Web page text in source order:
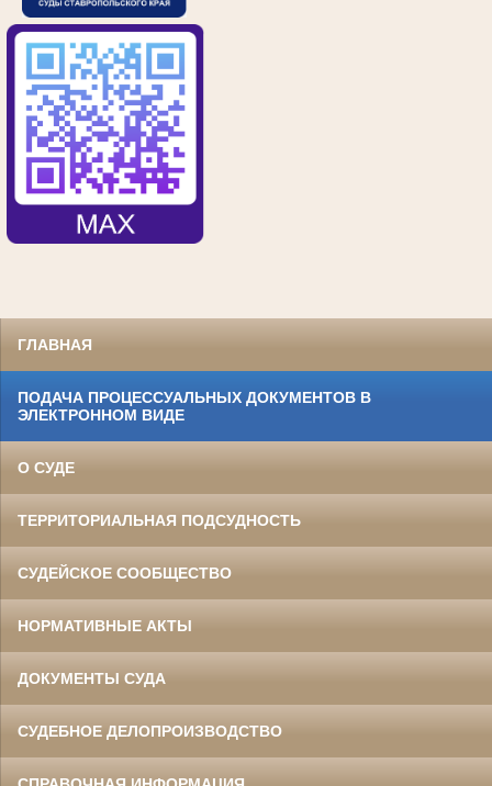
ГЛАВНАЯ
ПОДАЧА ПРОЦЕССУАЛЬНЫХ ДОКУМЕНТОВ В
ЭЛЕКТРОННОМ ВИДЕ
О СУДЕ
ТЕРРИТОРИАЛЬНАЯ ПОДСУДНОСТЬ
СУДЕЙСКОЕ СООБЩЕСТВО
НОРМАТИВНЫЕ АКТЫ
ДОКУМЕНТЫ СУДА
СУДЕБНОЕ ДЕЛОПРОИЗВОДСТВО